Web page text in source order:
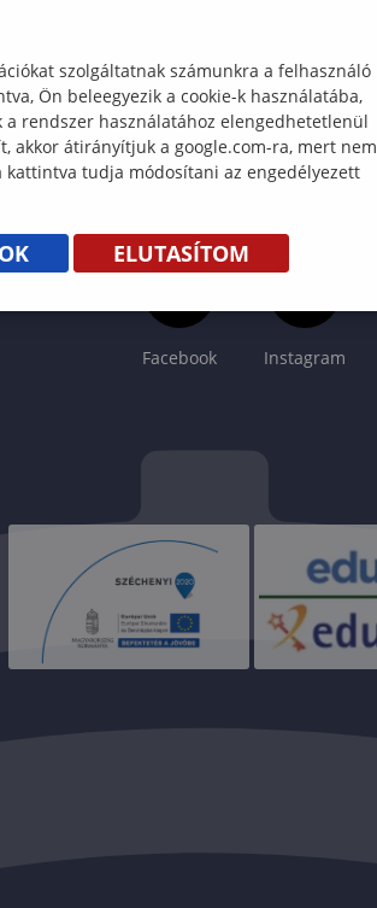
Facebook Instagram
szolgáltatnak számunkra a felhasználó
Ön beleegyezik a cookie-k használatába,
rendszer használatához elengedhetetlenül
akkor átirányítjuk a google.com-ra, mert nem
tudja módosítani az engedélyezett
ELUTASÍTOM